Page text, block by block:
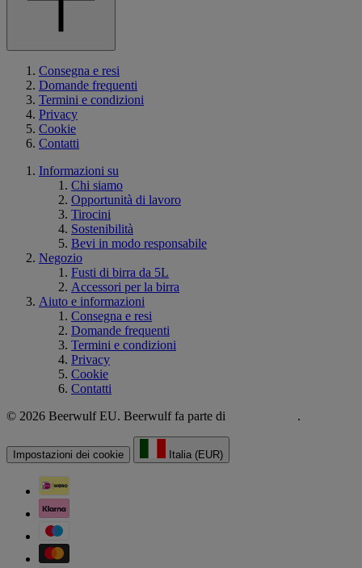
Consegna e resi
Domande frequenti
Termini e condizioni
Privacy
Cookie
Contatti
Informazioni su
Chi siamo
Opportunità di lavoro
Tirocini
Sostenibilità
Bevi in modo responsabile
Negozio
Fusti di birra da 5L
Accessori per la birra
Aiuto e informazioni
Consegna e resi
Domande frequenti
Termini e condizioni
Privacy
Cookie
Contatti
© 2026 Beerwulf EU. Beerwulf fa parte di
.
Impostazioni dei cookie Italia (EUR)